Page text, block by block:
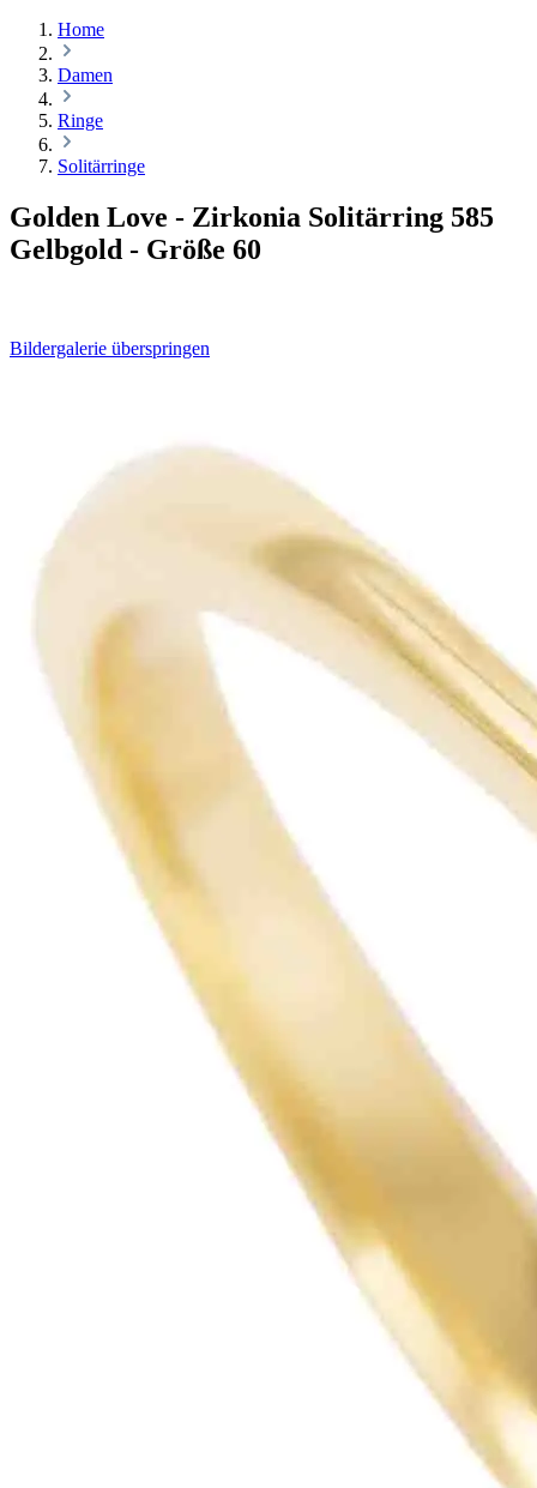
Home
Damen
Ringe
Solitärringe
Golden Love - Zirkonia Solitärring 585
Gelbgold - Größe 60
Bildergalerie überspringen